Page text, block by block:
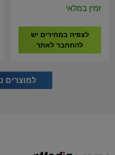
Bluetooth Black
זמין במלאי
לצפיה במחירים יש
להתחבר לאתר
למוצרים